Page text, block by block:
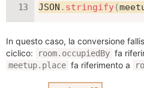
JSON . stringify(
In questo caso, la conversione
ciclico:
room.occupiedBy fa
meetup.place fa riferimento a